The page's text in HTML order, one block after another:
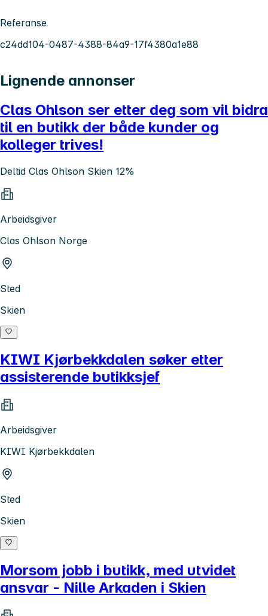
Referanse
c24dd104-0487-4388-84a9-17f4380a1e88
Lignende annonser
Clas Ohlson ser etter deg som vil bidra
til en butikk der både kunder og
kolleger trives!
Deltid Clas Ohlson Skien 12%
Arbeidsgiver
Clas Ohlson Norge
Sted
Skien
KIWI Kjørbekkdalen søker etter
assisterende butikksjef
Arbeidsgiver
KIWI Kjørbekkdalen
Sted
Skien
Morsom jobb i butikk, med utvidet
ansvar - Nille Arkaden i Skien